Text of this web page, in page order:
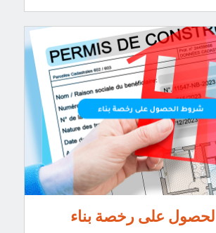
على رخصة بناء